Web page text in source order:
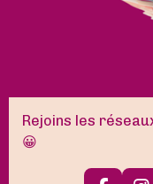
Rejoins les
😀